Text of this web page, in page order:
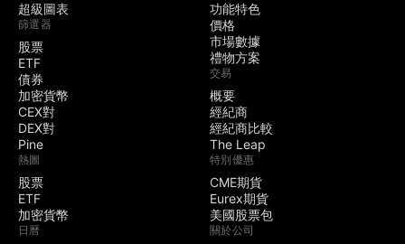
超級圖表
篩選器
股票
ETF
債券
加密貨幣
CEX對
DEX對
Pine
熱圖
股票
ETF
加密貨幣
日曆
功能特色
價格
市場數據
禮物方案
交易
概要
經紀商
經紀商比較
The Leap
特別優惠
CME期貨
Eurex期貨
美國股票包
關於公司